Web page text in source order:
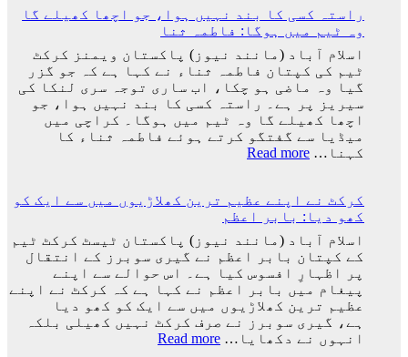
لاکھ
افراد
کے
دستخط
فائنل
میں
شکست
کے
بعد
لیونل
میسی
ٹیم
کے
واپس
کیوں
گئے؟
وجہ
سامنے
آ
گئی
راستہ کسی کا بند نہیں ہوا، جو اچھا کھیلے گا
وہ ٹیم میں ہوگا: فاطمہ ثنا
اسلام آباد (مانند نیوز) پاکستان ویمنز کرکٹ
ٹیم کی کپتان فاطمہ ثناء نے کہا ہے کہ جو گزر
گیا وہ ماضی ہو چکا، اب ساری توجہ سری لنکا کی
سیریز پر ہے۔ راستہ کسی کا بند نہیں ہوا، جو
اچھا کھیلے گا وہ ٹیم میں ہوگا۔ کراچی میں
میڈیا سے گفتگو کرتے ہوئے فاطمہ ثناء کا
کہنا… Read more
:
کا
بند
ہوا،
جو
اچھا
کھیلے
گا
وہ
ٹیم
کرکٹ نے اپنے عظیم ترین کھلاڑیوں میں سے ایک کو
کھو دیا: بابر اعظم
اسلام آباد (مانند نیوز) پاکستان ٹیسٹ کرکٹ ٹیم
کے کپتان بابر اعظم نے گیری سوبرز کے انتقال
پر اظہارِ افسوس کیا ہے۔ اس حوالے سے اپنے
پیغام میں بابر اعظم نے کہا ہے کہ کرکٹ نے اپنے
عظیم ترین کھلاڑیوں میں سے ایک کو کھو دیا
ہے، گیری سوبرز نے صرف کرکٹ نہیں کھیلی بلکہ
انہوں نے دکھایا… Read more
: